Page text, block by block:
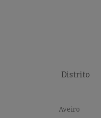
Distrito
Aveiro